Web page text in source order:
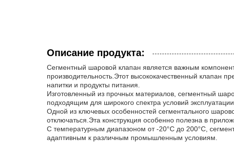
Описание продукта:
Сегментный шаровой клапан является важным
производительность.Этот высококачественный клапан
напитки и продукты питания.
Изготовленный из прочных материалов, сегментный
подходящим для широкого спектра условий эксплуатации.
Одной из ключевых особенностей сегментального
отключаться.Эта конструкция особенно полезна в
С температурным диапазоном от -20°C до 200°C,
адаптивным к различным промышленным условиям.